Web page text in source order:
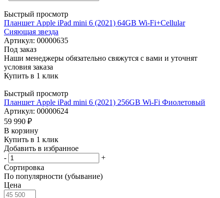
Быстрый просмотр
Планшет Apple iPad mini 6 (2021) 64GB Wi-Fi+Cellular
Сияющая звезда
Артикул: 00000635
Под заказ
Наши менеджеры обязательно свяжутся с вами и уточнят
условия заказа
Купить в 1 клик
Быстрый просмотр
Планшет Apple iPad mini 6 (2021) 256GB Wi-Fi Фиолетовый
Артикул: 00000624
59 990 ₽
В корзину
Купить в 1 клик
Добавить в избранное
-
+
Сортировка
По популярности (убывание)
Цена